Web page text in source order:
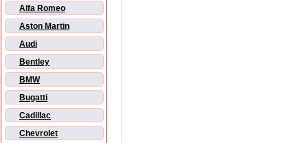
Alfa Romeo
Aston Martin
Audi
Bentley
BMW
Bugatti
Cadillac
Chevrolet